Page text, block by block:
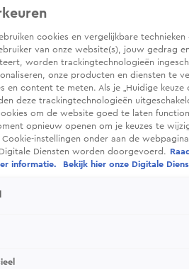
cookies en vergelijkbare
van onze website(s), jouw gedrag
worden trackingtechnologieën
onze producten en diensten te
en content te meten. Als je „Huidige keuze
deze trackingtechnologieën
om de website goed te laten
opnieuw openen om je keuzes te
instellingen onder aan de
Diensten worden doorgevoerd.
informatie.
Bekijk hier onze Digitale